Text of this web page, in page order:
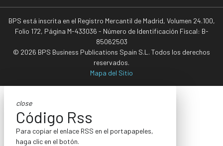
BPS está inscrita en el Registro Mercantil de Madrid, Volumen 24.100,
Folio 172, Página M-433036 - Número de Identificación Fiscal: B-
85062503
© 2026 BPS Business Publications Spain S.L. Todos los derechos
reservados.
Mapa del Sitio
close
Código Rss
Para copiar el enlace RSS en el portapapeles,
haga clic en el botón.